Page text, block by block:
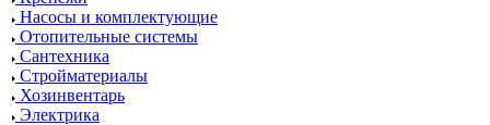
Насосы и комплектующие
Отопительные системы
Сантехника
Стройматериалы
Хозинвентарь
Электрика